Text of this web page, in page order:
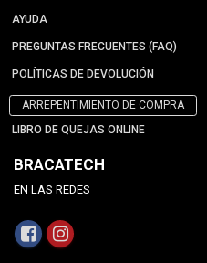
AYUDA
PREGUNTAS FRECUENTES (FAQ)
POLÍTICAS DE DEVOLUCIÓN
ARREPENTIMIENTO DE COMPRA
LIBRO DE QUEJAS ONLINE
BRACATECH
EN LAS REDES